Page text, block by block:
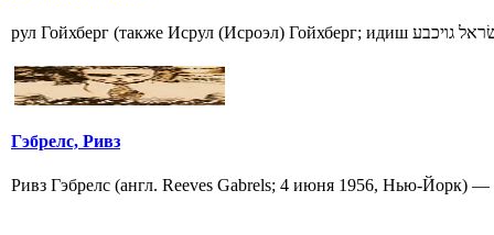
Гэбрелс, Ривз
Ривз Гэбрелс (англ. Reeves Gabrels; 4 июня 1956, Нью-Йорк) —